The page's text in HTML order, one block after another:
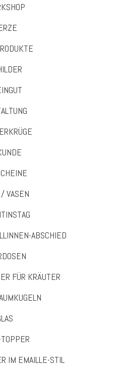
VASEN
ABSCHIED
FÜR KRÄUTER
IM EMAILLE-STIL